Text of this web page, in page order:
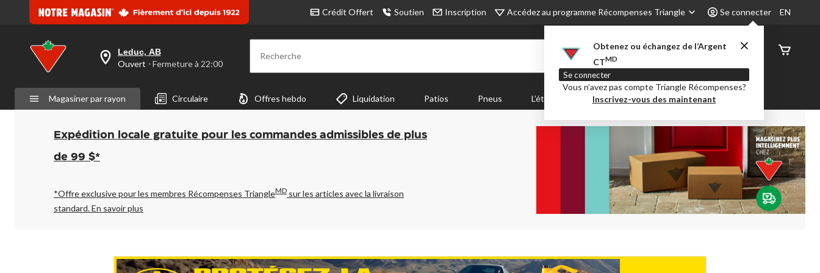
Crédit Offert Soutien Inscription Accédez au programme Récompenses Triangle Se connecter
Obtenez ou échangez de l’Argent
CTMD
Se connecter
Vous n’avez pas compte Triangle Récompenses?
Inscrivez-vous des maintenant
EN
votre
est
Leduc,
AB,
Ouvert,
Fermeture
à
pour
changer
Leduc, AB
Ouvert ⋅ Fermeture à 22:00 Recherche
État de
Magasiner par rayon Circulaire Offres hebdo Liquidation Patios Pneus L’été Party City Centre-auto
Expédition locale gratuite pour les commandes admissibles de plus
de 99 $*
*Offre exclusive pour les membres Récompenses TriangleMD sur les articles avec la livraison
standard.En savoir plus
page.